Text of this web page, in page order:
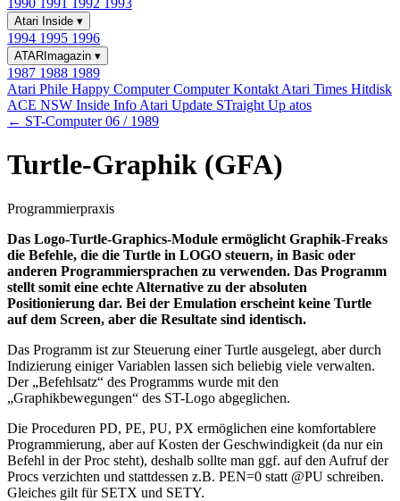
1990 1991 1992 1993
Atari Inside ▾
1994 1995 1996
ATARImagazin ▾
1987 1988 1989
Atari Phile Happy ComputerComputer Kontakt Atari Times Hitdisk
ACE NSW Inside Info Atari Update STraight Up atos
← ST-Computer 06 / 1989
Turtle-Graphik (GFA)
Programmierpraxis
Das Logo-Turtle-Graphics-Module ermöglicht Graphik-Freaks
die Befehle, die die Turtle in LOGO steuern, in Basic oder
anderen Programmiersprachen zu verwenden. Das Programm
stellt somit eine echte Alternative zu der absoluten
Positionierung dar. Bei der Emulation erscheint keine Turtle
auf dem Screen, aber die Resultate sind identisch.
Das Programm ist zur Steuerung einer Turtle ausgelegt, aber durch
Indizierung einiger Variablen lassen sich beliebig viele verwalten.
Der „Befehlsatz“ des Programms wurde mit den
„Graphikbewegungen“ des ST-Logo abgeglichen.
Die Proceduren PD, PE, PU, PX ermöglichen eine komfortablere
Programmierung, aber auf Kosten der Geschwindigkeit (da nur ein
Befehl in der Proc steht), deshalb sollte man ggf. auf den Aufruf der
Procs verzichten und stattdessen z.B. PEN=0 statt @PU schreiben.
Gleiches gilt für SETX und SETY.